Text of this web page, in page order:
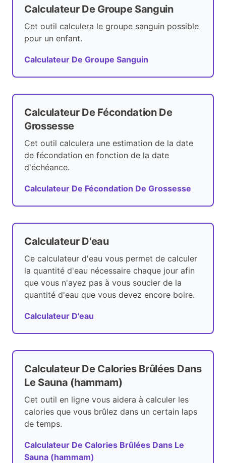
Calculateur De Groupe Sanguin
Cet outil calculera le groupe sanguin possible
pour un enfant.
Calculateur De Groupe Sanguin
Calculateur De Fécondation De
Grossesse
Cet outil calculera une estimation de la date
de fécondation en fonction de la date
d'échéance.
Calculateur De Fécondation De Grossesse
Calculateur D'eau
Ce calculateur d'eau vous permet de calculer
la quantité d'eau nécessaire chaque jour afin
que vous n'ayez pas à vous soucier de la
quantité d'eau que vous devez encore boire.
Calculateur D'eau
Calculateur De Calories Brûlées Dans
Le Sauna (hammam)
Cet outil en ligne vous aidera à calculer les
calories que vous brûlez dans un certain laps
de temps.
Calculateur De Calories Brûlées Dans Le
Sauna (hammam)